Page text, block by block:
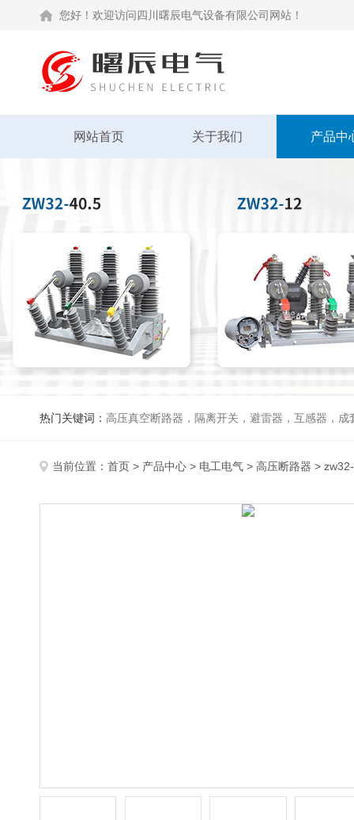
您好！欢迎访问四川曙辰电气设备有限公司网站！
网站首页 关于我们 产品中
热门关键词： 高压真空断路器，隔离开关，避雷器，互感器，成
当前位置： 首页 > 产品中心 > 电工电气 > 高压断路器 >